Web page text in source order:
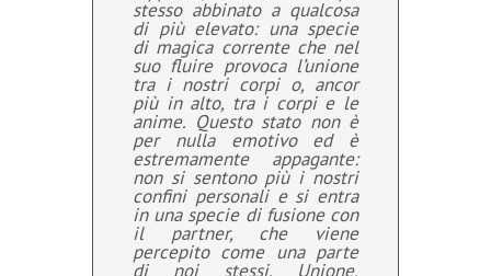
stesso abbinato a qualcosa
di più elevato: una specie
di magica corrente che nel
suo fluire provoca l’unione
tra i nostri corpi o, ancor
più in alto, tra i corpi e le
anime. Questo stato non è
per nulla emotivo ed è
estremamente appagante:
non si sentono più i nostri
confini personali e si entra
in una specie di fusione con
il partner, che viene
percepito come una parte
di noi stessi. Unione,